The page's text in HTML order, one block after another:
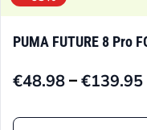
auf.
Die
PUMA FUTURE 8 Pro
€48.98–€139.95
Preisspanne:
Dieses